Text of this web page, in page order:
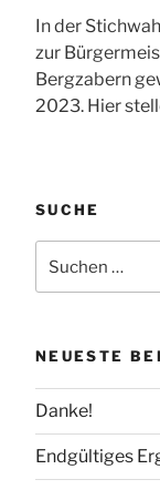
In der
zur
Bergzabern
2023. Hier
SUCHE
nach:
NEUESTE
Danke!
Endgültiges